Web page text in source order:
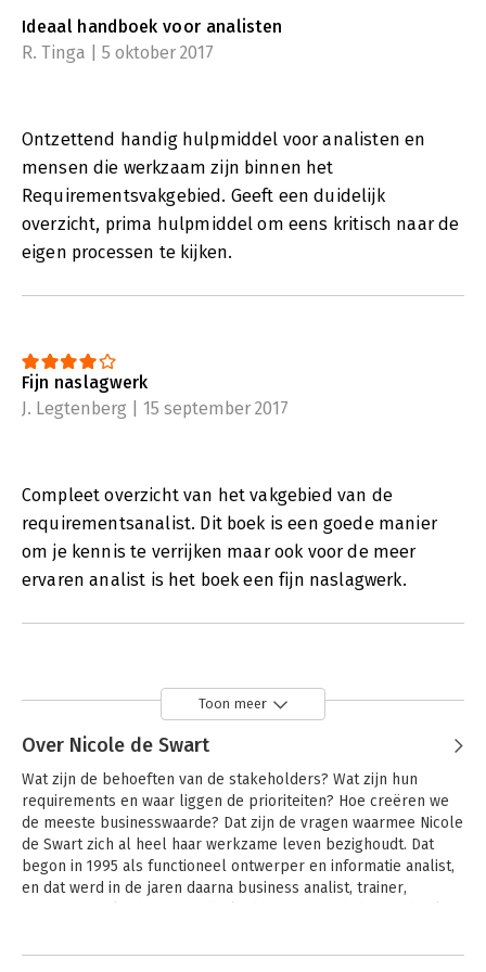
'Handboek Requirements' is al sinds 2010 het best gelezen
requirementsboek in Nederland. Dit is de derde druk.
studenten en beginners is dit boek een must!- Deniz Yilmaz,
Student HvA Business Engineering:
Een boek om altijd bij de hand te hebben. Ik ken geen
internationale publicatie die hieraan kan tippen. We zijn
bevoorrecht in ons taalgebied.
Analist, Atos:
Ideaal handboek voor analisten
R. Tinga | 5 oktober 2017
Ontzettend handig hulpmiddel voor analisten en
mensen die werkzaam zijn binnen het
Requirementsvakgebied. Geeft een duidelijk
overzicht, prima hulpmiddel om eens kritisch naar de
eigen processen te kijken.
Fijn naslagwerk
J. Legtenberg | 15 september 2017
Compleet overzicht van het vakgebied van de
requirementsanalist. Dit boek is een goede manier
om je kennis te verrijken maar ook voor de meer
ervaren analist is het boek een fijn naslagwerk.
Toon meer
Over Nicole de Swart
Wat zijn de behoeften van de stakeholders? Wat zijn hun
requirements en waar liggen de prioriteiten? Hoe creëren we
de meeste businesswaarde? Dat zijn de vragen waarmee Nicole
de Swart zich al heel haar werkzame leven bezighoudt. Dat
begon in 1995 als functioneel ontwerper en informatie analist,
en dat werd in de jaren daarna business analist, trainer,
Andere boeken door Nicole de Swart